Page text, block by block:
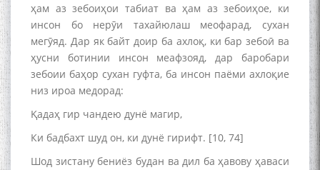
ҳам аз зебоиҳои табиат ва ҳам аз зебоиҳое, ки
инсон бо нерӯи тахайюлаш меофарад, сухан
мегӯяд. Дар як байт доир ба ахлоқ, ки бар зебоӣ ва
ҳусни ботинии инсон меафзояд, дар баробари
зебоии баҳор сухан гуфта, ба инсон паёми ахлоқие
низ ироа медорад:
Қадаҳ гир чандею дунё магир,
Ки бадбахт шуд он, ки дунё гирифт. [10, 74]
Шод зистану бениёз будан ва дил ба ҳавову ҳаваси